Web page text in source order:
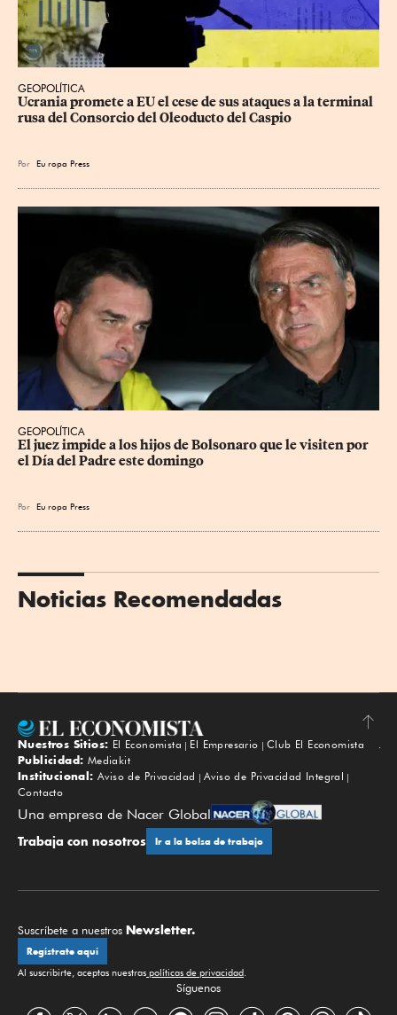
GEOPOLÍTICA
Ucrania promete a EU el cese de sus ataques a la terminal
rusa del Consorcio del Oleoducto del Caspio
Por Eu ropa Press
GEOPOLÍTICA
El juez impide a los hijos de Bolsonaro que le visiten por
el Día del Padre este domingo
Por Eu ropa Press
Noticias Recomendadas
Subir
Nuestros Sitios: El Economista El Empresario
Club El Economista
Publicidad: Mediakit
Institucional: Aviso de Privacidad
Aviso de Privacidad Integral
Contacto
Una empresa de Nacer Global
Trabaja con nosotros Ir a la bolsa de trabajo
Suscríbete a nuestros Newsletter.
Regístrate aquí
Al suscribirte, aceptas nuestras políticas de privacidad.
Síguenos